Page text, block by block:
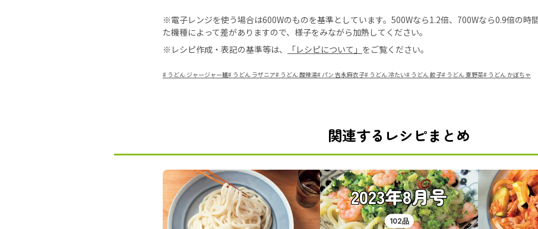
※電子レンジを使う場合は600Wのものを基準としています。500Wなら1.2倍、700Wなら0.9倍の時
た機種によって差がありますので、様子をみながら加熱してください。
※レシピ作成・表記の基準等は、
「レシピについて」 をご覧ください。
# うどん ジャージャー麺# うどん ラザニア# うどん 酸辣湯#パン 吉永麻衣子# うどん 冷たい# うどん 餃子# うどん 夏野菜# うどん かぼちゃ
関連するレシピまとめ
2023年8月号
102品